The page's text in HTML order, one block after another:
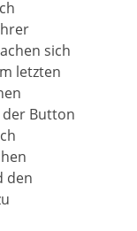
sich
letzten
Button
den